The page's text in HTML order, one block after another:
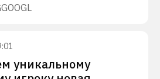
GOOGL
уникальному